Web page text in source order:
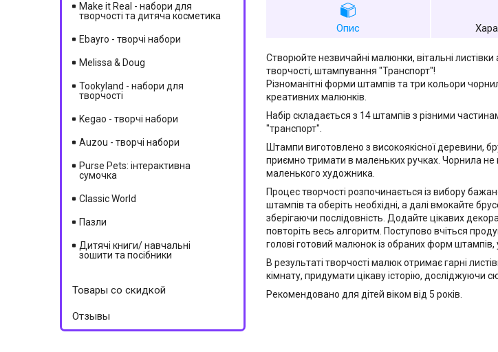
Опис
Створюйте незвичайні малюнки, вітальні
творчості, штампування "Транспорт"!
Різноманітні форми штампів та три кольори
креативних малюнків.
Набір складається з 14 штампів з різними
"транспорт".
Штампи виготовлено з високоякісної деревини,
приємно тримати в маленьких ручках. Чорнила не
маленького художника.
Процес творчості розпочинається із вибору
штампів та оберіть необхідні, а далі вмокайте
зберігаючи послідовність. Додайте цікавих
повторіть весь алгоритм. Поступово вчіться
голові готовий малюнок із обраних форм
В результаті творчості малюк отримає гарні
кімнату, придумати цікаву історію,
Рекомендовано для дітей віком від 5 років.
Make it Real - набори для
творчості та дитяча косметика
Ebayro - творчі набори
Melissa & Doug
Tookyland - набори для
творчості
Kegao - творчі набори
Auzou - творчі набори
Purse Pets: інтерактивна
сумочка
Classic World
Пазли
Дитячі книги/ навчальні
зошити та посібники
Товары со скидкой
Отзывы